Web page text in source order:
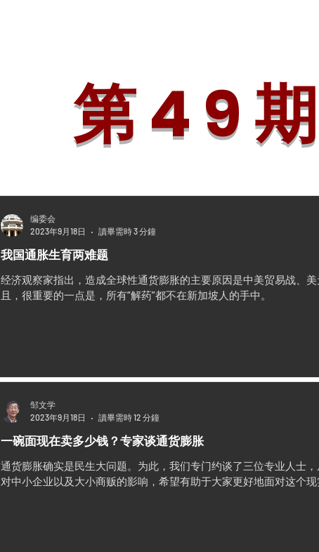
第 4 9 期
我国通胀生育两难题
经济观察家指出，造成全球性通货膨胀的主要原因是中美贸易战、
且，很重要的一点是，所有“解药”都不在新加坡人的手中。
编委会
2023年9月18日
讀畢需時 3 分鐘
一碗面现在卖多少钱？专家谈通货膨胀
通货膨胀确实是民生大问题。为此，我们专门约谈了三位专业人士，
对中小企业以及大小商贩的影响，希望有助于大家更好地面对这个现
邹文学
2023年9月18日
讀畢需時 12 分鐘